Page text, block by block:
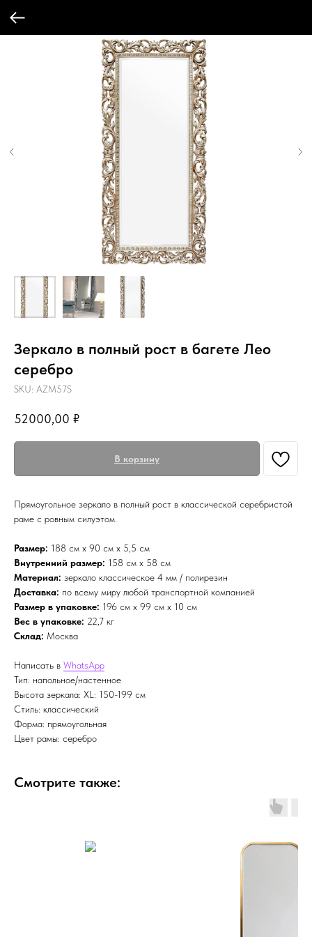
Зеркало в полный рост в багете Лео
серебро
SKU: AZM57S
52000,00 ₽
В корзину
Прямоугольное зеркало в полный рост в классической серебристой
раме с ровным силуэтом.
Размер: 188 см х 90 см х 5,5 см
Внутренний размер: 158 см х 58 см
Материал: зеркало классическое 4 мм / полирезин
Доставка: по всему миру любой транспортной компанией
Размер в упаковке: 196 см х 99 см х 10 см
Вес в упаковке: 22,7 кг
Склад: Москва
Написать в WhatsApp
Тип: напольное/настенное
Высота зеркала: XL: 150-199 см
Стиль: классический
Форма: прямоугольная
Цвет рамы: серебро
Смотрите также: